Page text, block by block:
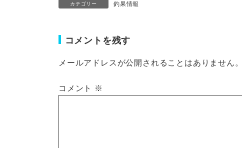
カテゴリー 釣果情報
コメントを残す
メールアドレスが公開されることはありません。
コメント ※